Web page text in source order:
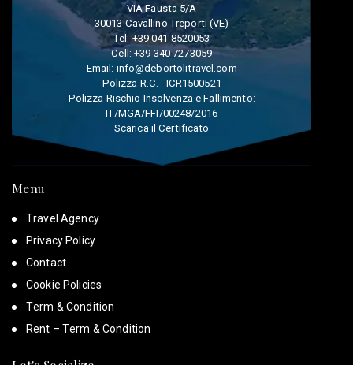
VIA Fausta 5/A
30013 Cavallino Treporti (VE)
Tel:+39 041 8520053
Cell:+39 340 7273059
Email: info@debortolitravel.com
Polizza R.C. : ICR1500521
Polizza Rischio Insolvenza e Fallimento:
IT/MGA/FFI/00248/2016
Scarica il Certificato
Menu
Travel Agency
Privacy Policy
Contact
Cookie Policies
Term & Condition
Rent – Term & Condition